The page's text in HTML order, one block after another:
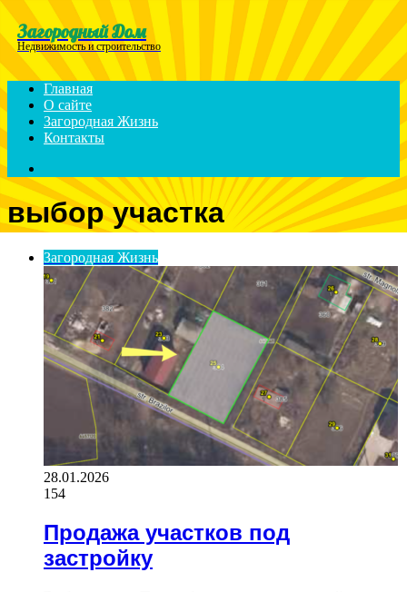
Menu
Загородный Дом
Недвижимость и строительство
Главная
О сайте
Загородная Жизнь
Контакты
for
выбор участка
Загородная Жизнь
28.01.2026
154
Продажа участков под
застройку